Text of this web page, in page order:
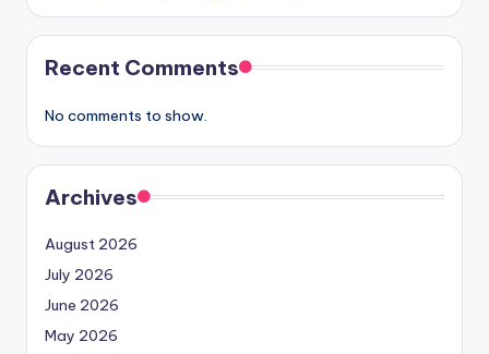
Recent Comments
No comments to show.
Archives
August 2026
July 2026
June 2026
May 2026